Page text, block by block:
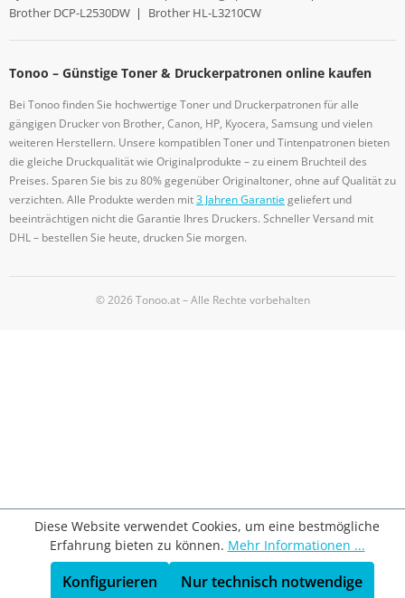
Brother DCP-L2530DW | Brother HL-L3210CW
Tonoo – Günstige Toner & Druckerpatronen online kaufen
Bei Tonoo finden Sie hochwertige Toner und Druckerpatronen für alle
gängigen Drucker von Brother, Canon, HP, Kyocera, Samsung und vielen
weiteren Herstellern. Unsere kompatiblen Toner und Tintenpatronen bieten
die gleiche Druckqualität wie Originalprodukte – zu einem Bruchteil des
Preises. Sparen Sie bis zu 80% gegenüber Originaltoner, ohne auf Qualität zu
verzichten. Alle Produkte werden mit3 Jahren Garantiegeliefert und
beeinträchtigen nicht die Garantie Ihres Druckers. Schneller Versand mit
DHL – bestellen Sie heute, drucken Sie morgen.
© 2026 Tonoo.at – Alle Rechte vorbehalten
Diese Website verwendet Cookies, um eine bestmögliche
Erfahrung bieten zu können. Mehr Informationen ...
Nur technisch notwendige
Konfigurieren